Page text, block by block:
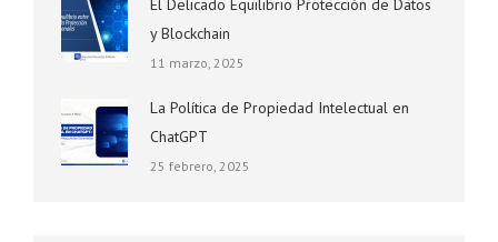
El Delicado Equilibrio Protección de Datos
y Blockchain
11 marzo, 2025
La Política de Propiedad Intelectual en
ChatGPT
25 febrero, 2025